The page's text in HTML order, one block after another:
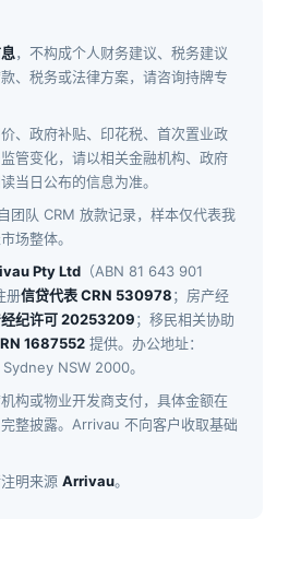
，不构成个人财务建议、税务建议
、税务或法律方案，请咨询持牌专
、政府补贴、印花税、首次置业政
管变化，请以相关金融机构、政府
当日公布的信息为准。
团队 CRM 放款记录，样本仅代表我
场整体。
Pty Ltd （ABN 81 643 901
册信贷代表 CRN 530978；房产经
纪许可 20253209；移民相关协助
1687552 提供。办公地址：
NSW 2000。
构或物业开发商支付，具体金额在
整披露。Arrivau 不向客户收取基础
明来源 Arrivau。